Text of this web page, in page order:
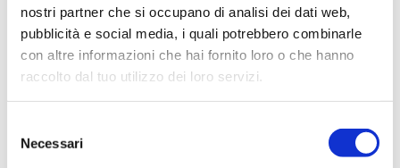
nostri partner che si occupano di analisi dei dati web,
pubblicità e social media, i quali potrebbero combinarle
con altre informazioni che hai fornito loro o che hanno
raccolto dal tuo utilizzo dei loro servizi.
delNecessari
Termochiller S20 +5/+40°C
HRSH090
Termochiller S300
+5/+40°C HRS012
Paginazione
attuale
Page
8